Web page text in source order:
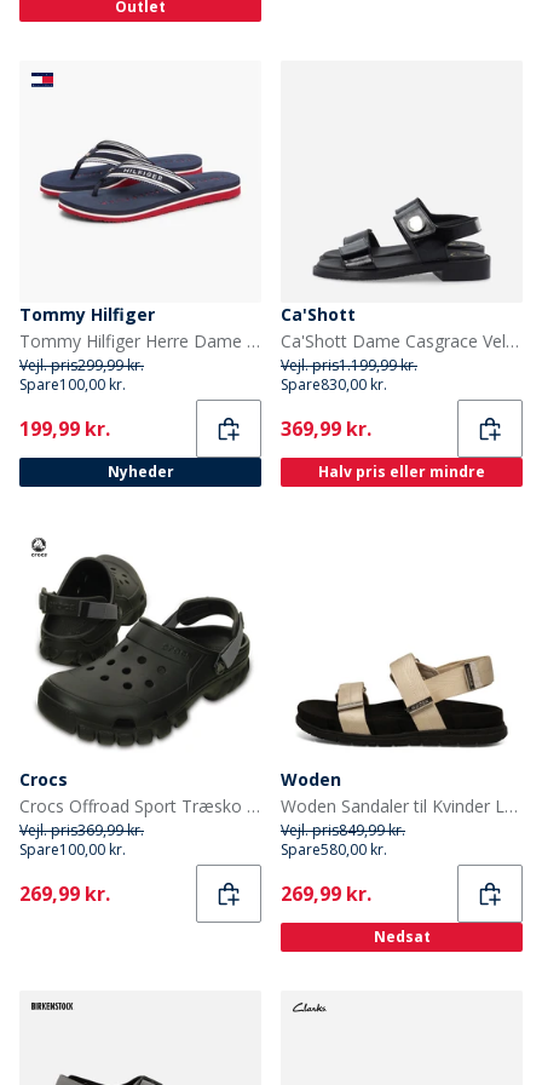
Outlet
Tommy Hilfiger
Tommy Hilfiger Herre Dame Webbing Flip Flops Rwb
Vejl. pris299,99 kr.
Spare100,00 kr.
Current
199,99 kr.
Nyheder
Ca'Shott
Ca'Shott Dame Casgrace Velcro Patent Sandaler Sort
Vejl. pris1.199,99 kr.
Spare830,00 kr.
Current
369,99 kr.
Halv pris eller mindre
Crocs
Crocs Offroad Sport Træsko Sort/Grafit
Vejl. pris369,99 kr.
Spare100,00 kr.
Current
269,99 kr.
Woden
Woden Sandaler til Kvinder Louisa 813 Elfenben
Vejl. pris849,99 kr.
Spare580,00 kr.
Current
269,99 kr.
Nedsat